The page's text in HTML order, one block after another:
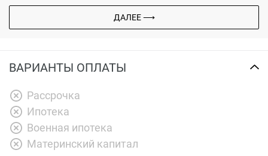
ДАЛЕЕ ⟶
ВАРИАНТЫ ОПЛАТЫ
Рассрочка
Ипотека
Военная ипотека
Материнский капитал